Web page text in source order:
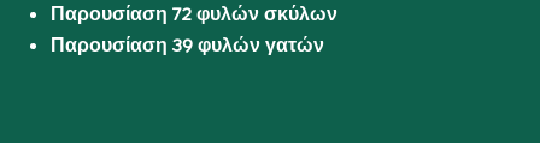
Παρουσίαση 72 φυλών σκύλων
Παρουσίαση 39 φυλών γατών